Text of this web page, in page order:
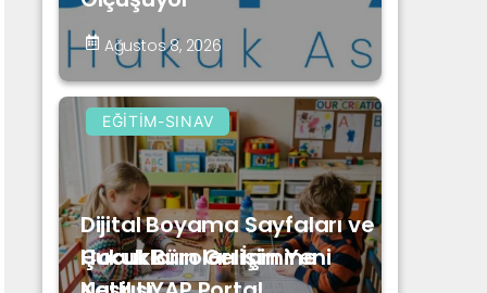
Ağustos 8, 2026
EĞITIM-SINAV
Dijital Boyama Sayfaları ve
Çocukların Gelişimine
Hukuk Büroları İçin Yeni